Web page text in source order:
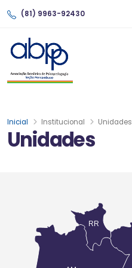
(81) 9963-92430
Unidades
Inicial Institucional Unidades
RR